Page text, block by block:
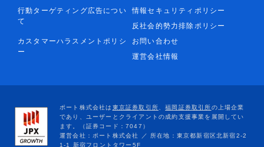
行動ターゲティング広告につい
て
情報セキュリティポリシー
反社会的勢力排除ポリシー
カスタマーハラスメントポリシ
ー
お問い合わせ
運営会社情報